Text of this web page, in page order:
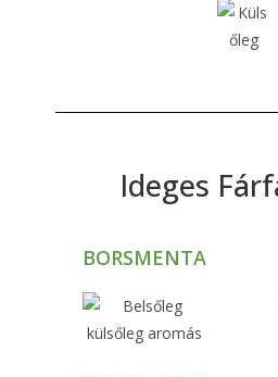
Ideges
BORSMENTA